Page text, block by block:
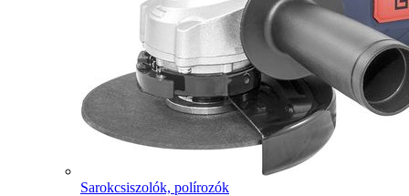
Sarokcsiszolók, polírozók